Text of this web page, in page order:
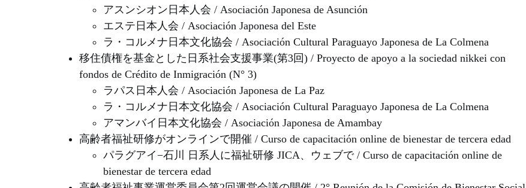
アスンシオン日本人会 / Asociación Japonesa de Asunción
エステ日本人会 / Asociación Japonesa del Este
ラ・コルメナ日本文化協会 / Asociación Cultural Paraguayo Japonesa de La Colmena
移住債権を基金とした日系社会支援事業(第3回) / Proyecto de apoyo a la sociedad nikkei con
fondos de Crédito de Inmigración (N° 3)
ラパス日本人会 / Asociación Japonesa de La Paz
ラ・コルメナ日本文化協会 / Asociación Cultural Paraguayo Japonesa de La Colmena
アマンバイ日本文化協会 / Asociación Japonesa de Amambay
高齢者福祉研修がオンラインで開催 / Curso de capacitación online de bienestar de tercera edad
パラグアイ−石川 日系人に福祉研修 JICA、ウェブで / Curso de capacitación online de
bienestar de tercera edad